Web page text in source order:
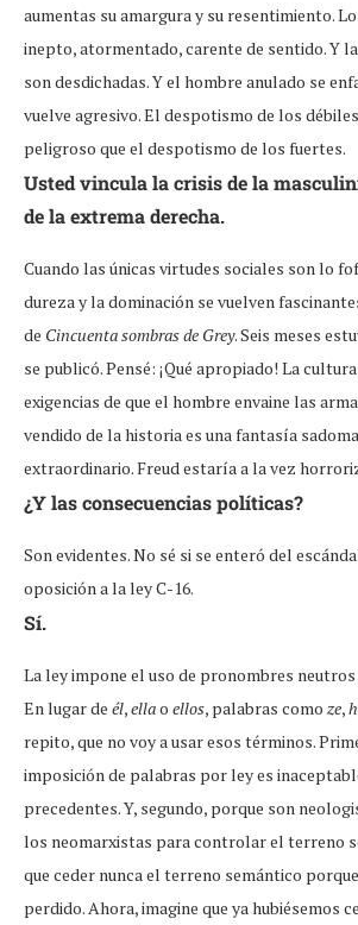
aumentas su amargura y su resentimiento.
inepto, atormentado, carente de sentido. Y
son desdichadas. Y el hombre anulado se
vuelve agresivo. El despotismo de los
peligroso que el despotismo de los fuertes.
Usted vincula la crisis de la
de la extrema derecha.
Cuando las únicas virtudes sociales son lo
dureza y la dominación se vuelven
de Cincuenta sombras de Grey. Seis meses
se publicó. Pensé: ¡Qué apropiado! La
exigencias de que el hombre envaine las
vendido de la historia es una fantasía
extraordinario. Freud estaría a la vez
¿Y las consecuencias políticas?
Son evidentes. No sé si se enteró del
oposición a la ley C-16.
Sí.
La ley impone el uso de pronombres
En lugar de él,ellao ellos, palabras como ze,
repito, que no voy a usar esos términos.
imposición de palabras por ley es
precedentes. Y, segundo, porque son
los neomarxistas para controlar el terreno
que ceder nunca el terreno semántico
perdido. Ahora, imagine que ya hubiésemos